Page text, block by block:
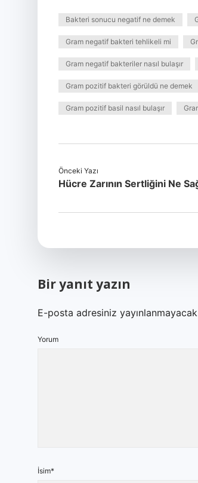
Bakteri sonucu negatif ne demek
Gram negatif bakteri tehlikeli mi
Gram negatif bakteriler nasıl bulaşır
Gram pozitif bakteri görüldü ne demek
Gram pozitif basil nasıl bulaşır
Önceki Yazı
Hücre Zarının Sertliğini Ne
Bir yanıt yazın
E-posta adresiniz
Yorum
İsim*